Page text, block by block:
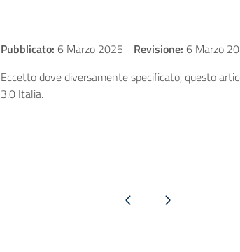
Pubblicato: 6 Marzo 2025 - Revisione: 6 Marzo
Eccetto dove diversamente specificato, questo
3.0 Italia.
Pagina precedentePagina successiva